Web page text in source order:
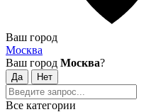
Ваш город
Москва
Ваш город Москва?
Все категории